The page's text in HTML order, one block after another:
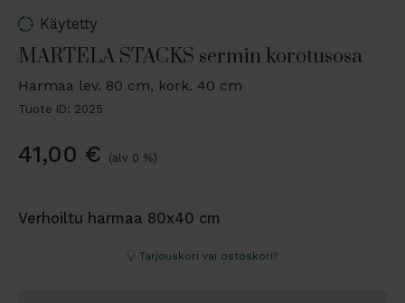
Käytetty
MARTELA STACKS sermin korotusosa
Harmaa lev. 80 cm, kork. 40 cm
Tuote ID: 2025
41,00 € (alv 0 %)
Verhoiltu harmaa 80x40 cm
Tarjouskori vai ostoskori?